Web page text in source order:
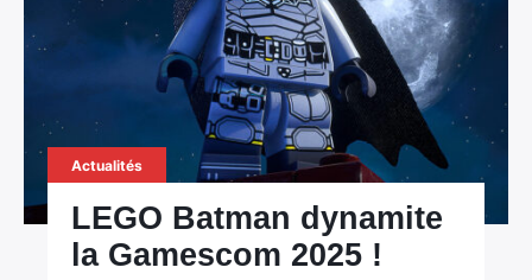
Actualités
LEGO Batman dynamite
la Gamescom 2025 !